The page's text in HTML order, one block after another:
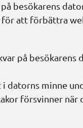
besökarens
att förbättra
på besökarens
datorns minne
försvinner när